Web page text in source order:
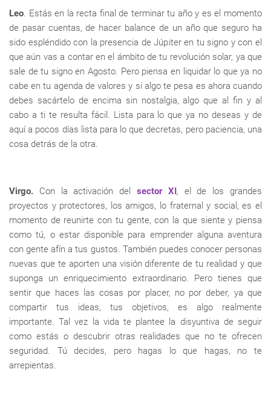
Leo. Estás en la recta final de terminar tu año y es el momento
de pasar cuentas, de hacer balance de un año que seguro ha
sido espléndido con la presencia de Júpiter en tu signo y con el
que aún vas a contar en el ámbito de tu revolución solar, ya que
sale de tu signo en Agosto. Pero piensa en liquidar lo que ya no
cabe en tu agenda de valores y si algo te pesa es ahora cuando
debes sacártelo de encima sin nostalgia, algo que al fin y al
cabo a ti te resulta fácil. Lista para lo que ya no deseas y de
aquí a pocos días lista para lo que decretas, pero paciencia, una
cosa detrás de la otra.
Virgo. Con la activación del sector XI, el de los grandes
proyectos y protectores, los amigos, lo fraternal y social, es el
momento de reunirte con tu gente, con la que siente y piensa
como tú, o estar disponible para emprender alguna aventura
con gente afín a tus gustos. También puedes conocer personas
nuevas que te aporten una visión diferente de tu realidad y que
suponga un enriquecimiento extraordinario. Pero tienes que
sentir que haces las cosas por placer, no por deber, ya que
compartir tus ideas, tus objetivos, es algo realmente
importante. Tal vez la vida te plantee la disyuntiva de seguir
como estás o descubrir otras realidades que no te ofrecen
seguridad. Tú decides, pero hagas lo que hagas, no te
arrepientas.